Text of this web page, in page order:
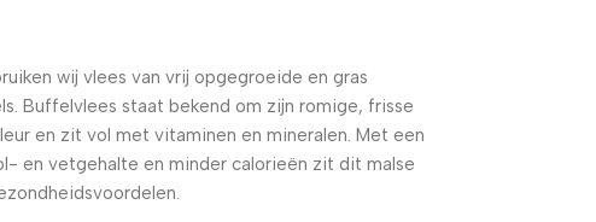
wij vlees van vrij opgegroeide en gras
Buffelvlees staat bekend om zijn romige, frisse
en zit vol met vitaminen en mineralen. Met een
en vetgehalte en minder calorieën zit dit malse